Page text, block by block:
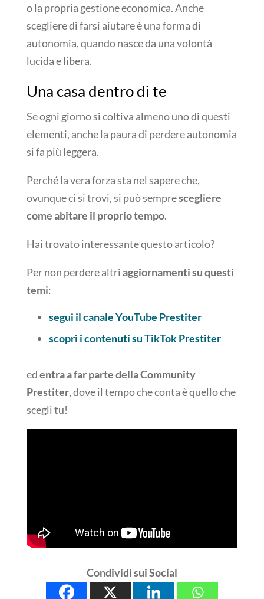
o la propria gestione economica. Anche
scegliere di farsi aiutare è una forma di
autonomia, quando nasce da una volontà
lucida e libera.
Una casa dentro di te
Se ogni giorno si coltiva almeno uno di questi
elementi, anche la paura di perdere autonomia
si fa più leggera.
Perché la vera forza sta nel sapere che,
ovunque ci si trovi, si può semprescegliere
come abitare il proprio tempo.
Hai trovato interessante questo articolo?
Per non perdere altriaggiornamenti su questi
temi:
segui il canale YouTube Prestiter
scopri i contenuti su TikTok Prestiter
edentra a far parte della Community
Prestiter, dove il tempo che conta è quello che
scegli tu!
Condividi sui Social